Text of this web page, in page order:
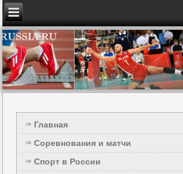
Главная
Соревнования и матчи
Спорт в России